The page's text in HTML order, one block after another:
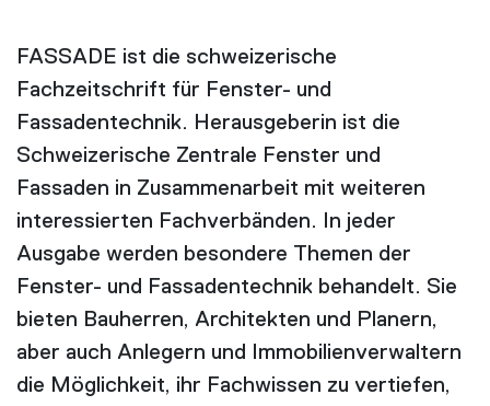
FASSADE ist die schweizerische
Fachzeitschrift für Fenster- und
Fassadentechnik. Herausgeberin ist die
Schweizerische Zentrale Fenster und
Fassaden in Zusammenarbeit mit weiteren
interessierten Fachverbänden. In jeder
Ausgabe werden besondere Themen der
Fenster- und Fassadentechnik behandelt. Sie
bieten Bauherren, Architekten und Planern,
aber auch Anlegern und Immobilienverwaltern
die Möglichkeit, ihr Fachwissen zu vertiefen,